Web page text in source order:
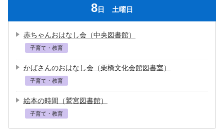
8日 土曜日
赤ちゃんおはなし会（中央図書館）
子育て・教育
かばさんのおはなし会（栗橋文化会館図書室）
子育て・教育
絵本の時間（鷲宮図書館）
子育て・教育